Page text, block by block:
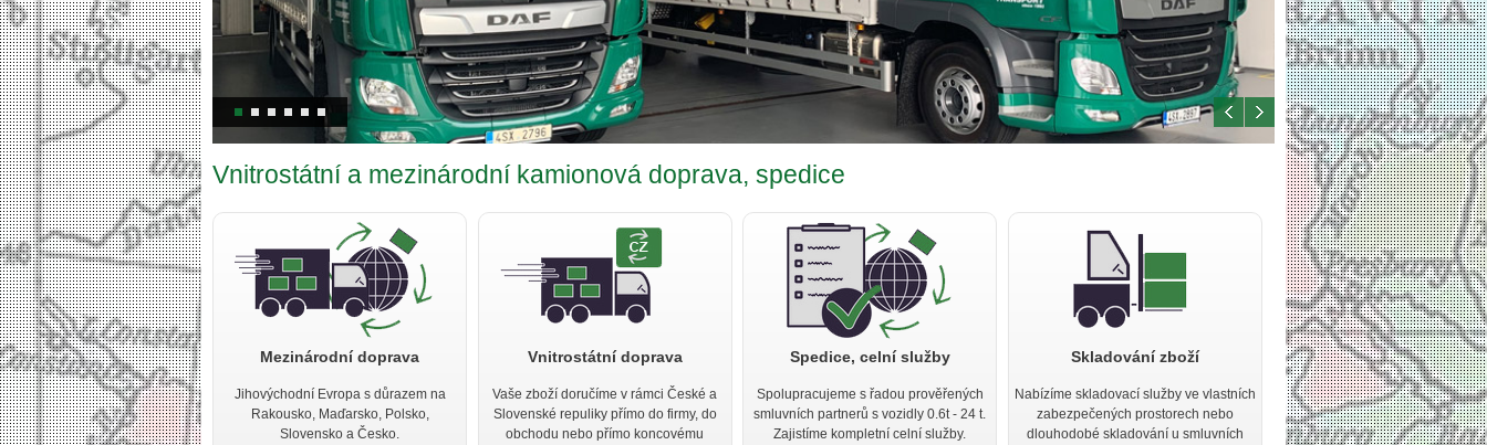
Vnitrostátní a mezinárodní kamionová doprava, spedice
Mezinárodní doprava
Jihovýchodní Evropa s důrazem na
Rakousko, Maďarsko, Polsko,
Slovensko a Česko.
Vnitrostátní doprava
Vaše zboží doručíme v rámci České a
Slovenské repuliky přímo do firmy, do
obchodu nebo přímo koncovému
Spedice, celní služby
Spolupracujeme s řadou prověřených
smluvních partnerů s vozidly 0.6t - 24 t.
Zajistíme kompletní celní služby.
Skladování zboží
Nabízíme skladovací služby ve vlastních
zabezpečených prostorech nebo
dlouhodobé skladování u smluvních